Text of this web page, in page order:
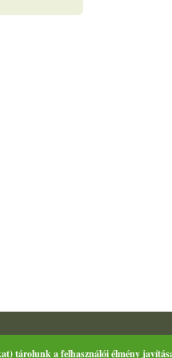
tárolunk a felhasználói élmény